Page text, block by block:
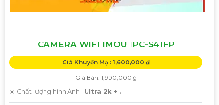
CAMERA WIFI IMOU IPC-S41FP
Giá Khuyến Mại: 1,600,000 ₫
Giá Bán: 1,900,000 ₫
☀️ Chất lượng hình Ảnh : Ultra 2k + .